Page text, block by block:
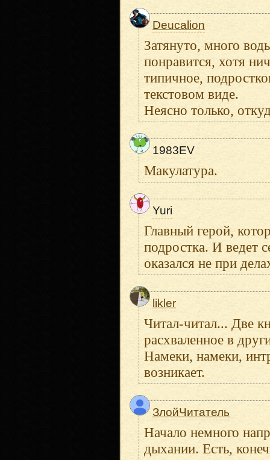
Deucalion
Затянуто, много
понравится, хотя
типичное,
текстовом виде.
Неясно только,
1983EV
Макулатура.
Yuri
Главный герой,
подростка. И ведет
оказался не при
likler
Читал-читал... Две
расхваленное в
Намеки, намеки,
возникает.
ЗлойЧитатель
Начало немного
дыхании. Есть,